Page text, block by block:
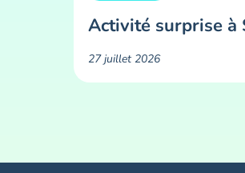
Activité surprise à
27 juillet 2026